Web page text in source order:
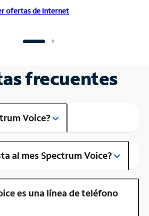
ofertas de Internet
frecuentes
Voice?
al mes Spectrum Voice?
es una línea de teléfono